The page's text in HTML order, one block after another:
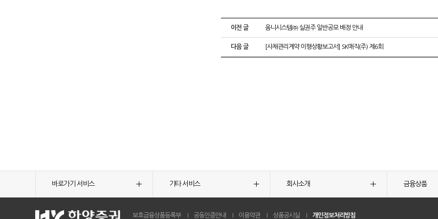
이전 글 옴니시스템㈜ 실권주 일반공모 배정 안내
다음 글 [사채관리계약 이행상황보고서] SK매직(주) 제6회
바로가기 서비스 기타 서비스 회사소개 금융상품
보호금융상품등록부 공동인증안내 이용약관 상품공시실 개인정보처리방침